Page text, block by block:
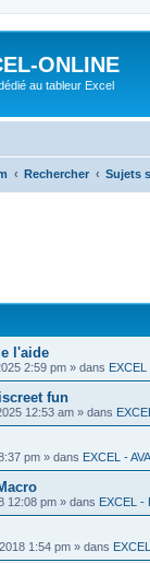
ONLINE
au tableur Excel
Rechercher Sujets
l'aide
2:59 pm » dans EXCEL
fun
12:53 am » dans
pm » dans EXCEL -
12:08 pm » dans EXCEL -
1:54 pm » dans